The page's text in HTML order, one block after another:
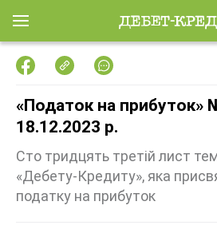
«Податок на прибуток»
18.12.2023 р.
Сто тридцять третій лист
«Дебету-Кредиту», яка
податку на прибуток